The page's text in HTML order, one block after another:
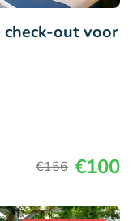
out voor
€156 €100